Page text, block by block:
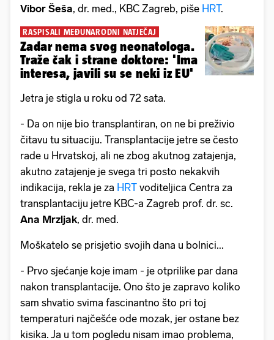
Vibor Šeša, dr. med., KBC Zagreb, piše HRT.
RASPISALI MEĐUNARODNI NATJEČAJ
Zadar nema svog neonatologa.
Traže čak i strane doktore: 'Ima
interesa, javili su se neki iz EU'
Jetra je stigla u roku od 72 sata.
- Da on nije bio transplantiran, on ne bi preživio
čitavu tu situaciju. Transplantacije jetre se često
rade u Hrvatskoj, ali ne zbog akutnog zatajenja,
akutno zatajenje je svega tri posto nekakvih
indikacija, rekla je za HRT voditeljica Centra za
transplantaciju jetre KBC-a Zagreb prof. dr. sc.
Ana Mrzljak, dr. med.
Moškatelo se prisjetio svojih dana u bolnici...
- Prvo sjećanje koje imam - je otprilike par dana
nakon transplantacije. Ono što je zapravo koliko
sam shvatio svima fascinantno što pri toj
temperaturi najčešće ode mozak, jer ostane bez
kisika. Ja u tom pogledu nisam imao problema,